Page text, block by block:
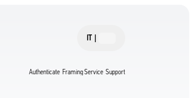
IT |
Authenticate Framing Service Support